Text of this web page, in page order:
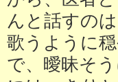
んと話すの
歌うように
で、曖昧そ